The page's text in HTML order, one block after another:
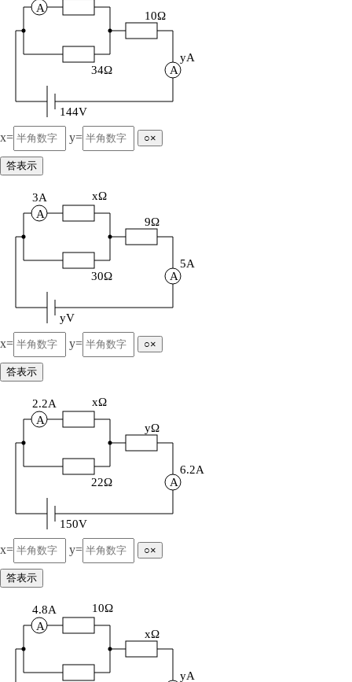
A
A
34Ω
10Ω
yA
144V
x= y= ○×
答表示
A
A
xΩ
30Ω
3A
9Ω
5A
yV
x= y= ○×
答表示
A
A
xΩ
22Ω
2.2A
yΩ
6.2A
150V
x= y= ○×
答表示
A
10Ω
4.8A
xΩ
yA